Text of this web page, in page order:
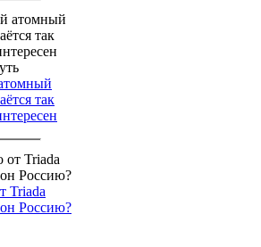
так
Triada
Россию?